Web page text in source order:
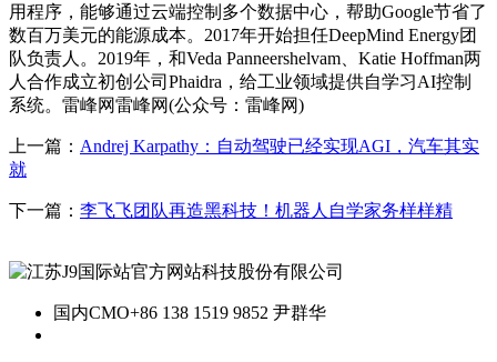
用程序，能够通过云端控制多个数据中心，帮助Google节省了
数百万美元的能源成本。2017年开始担任DeepMind Energy团
队负责人。2019年，和Veda Panneershelvam、Katie Hoffman两
人合作成立初创公司Phaidra，给工业领域提供自学习AI控制
系统。雷峰网雷峰网(公众号：雷峰网)
上一篇： Andrej Karpathy：自动驾驶已经实现AGI，汽车其实
就
下一篇： 李飞飞团队再造黑科技！机器人自学家务样样精
国内CMO+86 138 1519 9852 尹群华